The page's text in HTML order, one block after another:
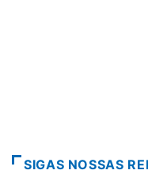
SIGAS NOSSAS